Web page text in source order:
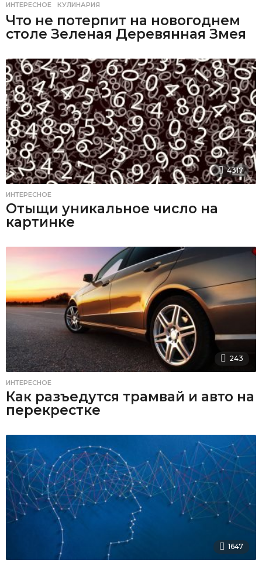
ИНТЕРЕСНОЕ ,КУЛИНАРИЯ
Что не потерпит на новогоднем
столе Зеленая Деревянная Змея
4317
ИНТЕРЕСНОЕ
Отыщи уникальное число на
картинке
243
ИНТЕРЕСНОЕ
Как разъедутся трамвай и авто на
перекрестке
1647